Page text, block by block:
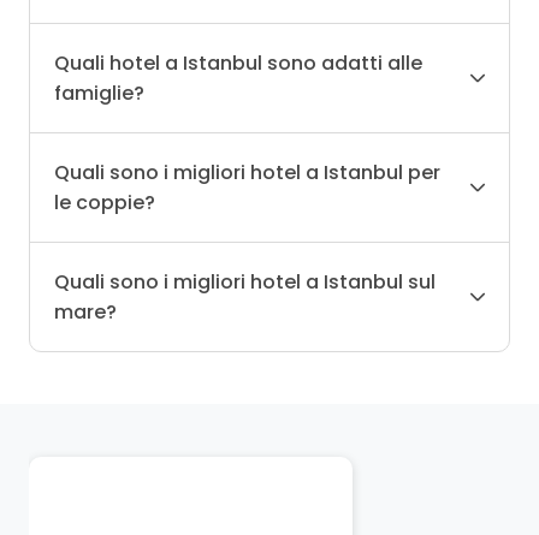
Quali hotel a Istanbul sono adatti alle
famiglie?
Quali sono i migliori hotel a Istanbul per
le coppie?
Quali sono i migliori hotel a Istanbul sul
mare?